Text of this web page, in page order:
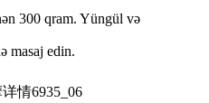
300 qram. Yüngül və
masaj edin.